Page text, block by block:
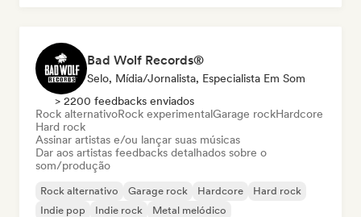
Bad Wolf Records®
Selo, Mídia/Jornalista, Especialista Em Som
> 2200 feedbacks enviados
Rock alternativoRock experimentalGarage rockHardcore
Hard rock
Assinar artistas e/ou lançar suas músicas
Dar aos artistas feedbacks detalhados sobre o
som/produção
Rock alternativo Garage rock Hardcore
Hard rock
Indie pop
Indie rock
Metal melódico